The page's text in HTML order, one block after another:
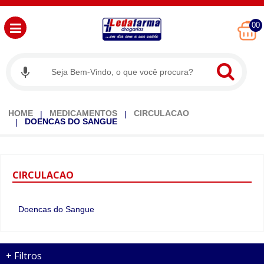
00
HOME MEDICAMENTOS
CIRCULACAO
DOENCAS DO SANGUE
CIRCULACAO
Doencas do Sangue
+ Filtros